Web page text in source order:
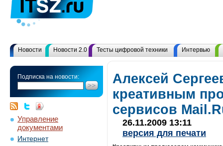
Новости Новости 2.0 Тесты цифровой техники Интервью
Подписка на новости:
Управление
документами
Интернет
Алексей
креативным
сервисов
26.11.2009 13:11
версия для печати